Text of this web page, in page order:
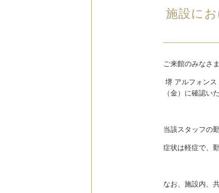
施設に
ご来館のみなさ
堺 アルフォン
（金）に確認い
当該スタッフの
症状は軽症で、
なお、施設内、